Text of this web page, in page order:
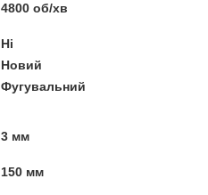
4800 об/хв
Ні
Новий
Фугувальний
3 мм
150 мм